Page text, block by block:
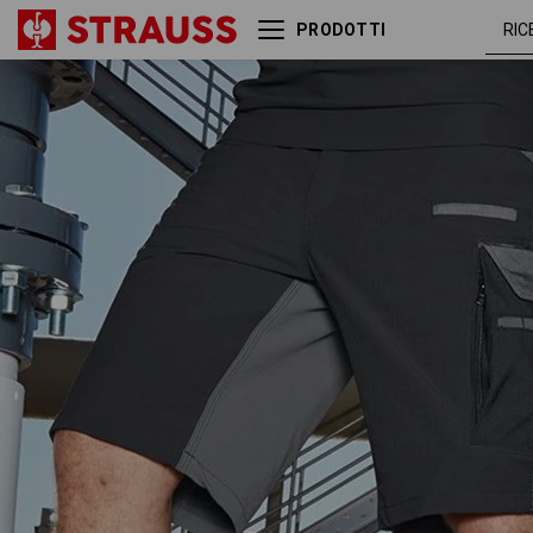
PRODOTTI
Short funzionali
e.s.dynashield